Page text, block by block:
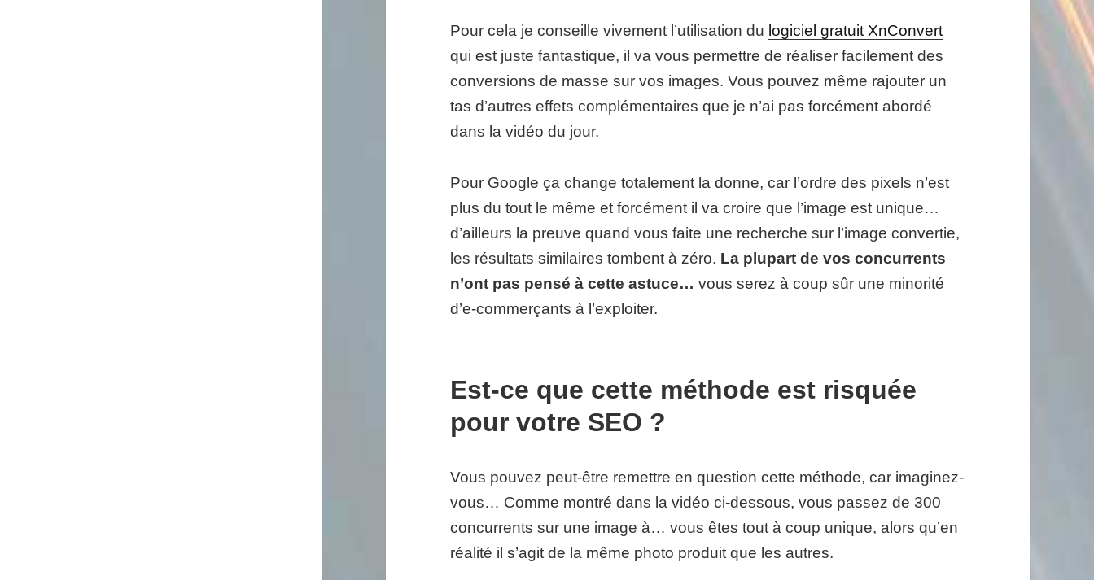
Pour cela je conseille vivement l’utilisation du logiciel gratuit XnConvert
qui est juste fantastique, il va vous permettre de réaliser facilement des
conversions de masse sur vos images. Vous pouvez même rajouter un
tas d’autres effets complémentaires que je n’ai pas forcément abordé
dans la vidéo du jour.
Pour Google ça change totalement la donne, car l’ordre des pixels n’est
plus du tout le même et forcément il va croire que l’image est unique…
d’ailleurs la preuve quand vous faite une recherche sur l’image convertie,
les résultats similaires tombent à zéro. La plupart de vos concurrents
n’ont pas pensé à cette astuce… vous serez à coup sûr une minorité
d’e-commerçants à l’exploiter.
Est-ce que cette méthode est risquée
pour votre SEO ?
Vous pouvez peut-être remettre en question cette méthode, car imaginez-
vous… Comme montré dans la vidéo ci-dessous, vous passez de 300
concurrents sur une image à… vous êtes tout à coup unique, alors qu’en
réalité il s’agit de la même photo produit que les autres.